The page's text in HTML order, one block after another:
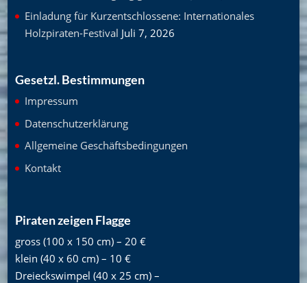
Einladung für Kurzentschlossene: Internationales
Holzpiraten-Festival Juli 7, 2026
Gesetzl. Bestimmungen
Impressum
Datenschutzerklärung
Allgemeine Geschäftsbedingungen
Kontakt
Piraten zeigen Flagge
gross (100 x 150 cm) – 20 €
klein (40 x 60 cm) – 10 €
Dreieckswimpel (40 x 25 cm) –